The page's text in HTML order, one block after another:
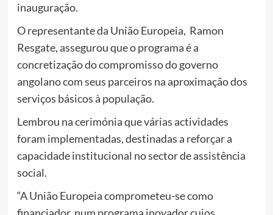
inauguração.
O representante da União Europeia, Ramon
Resgate, assegurou que o programa é a
concretização do compromisso do governo
angolano com seus parceiros na aproximação dos
serviços básicos à população.
Lembrou na cerimónia que várias actividades
foram implementadas, destinadas a reforçar a
capacidade institucional no sector de assistência
social.
“A União Europeia comprometeu-se como